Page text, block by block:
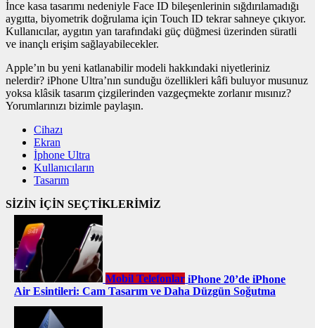
İnce kasa tasarımı nedeniyle Face ID bileşenlerinin sığdırılamadığı
aygıtta, biyometrik doğrulama için Touch ID tekrar sahneye çıkıyor.
Kullanıcılar, aygıtın yan tarafındaki güç düğmesi üzerinden süratli
ve inançlı erişim sağlayabilecekler.
Apple’ın bu yeni katlanabilir modeli hakkındaki niyetleriniz
nelerdir? iPhone Ultra’nın sunduğu özellikleri kâfi buluyor musunuz
yoksa klâsik tasarım çizgilerinden vazgeçmekte zorlanır mısınız?
Yorumlarınızı bizimle paylaşın.
Cihazı
Ekran
İphone Ultra
Kullanıcıların
Tasarım
SİZİN İÇİN SEÇTİKLERİMİZ
Mobil Telefonlar iPhone 20’de iPhone
Air Esintileri: Cam Tasarım ve Daha Düzgün Soğutma